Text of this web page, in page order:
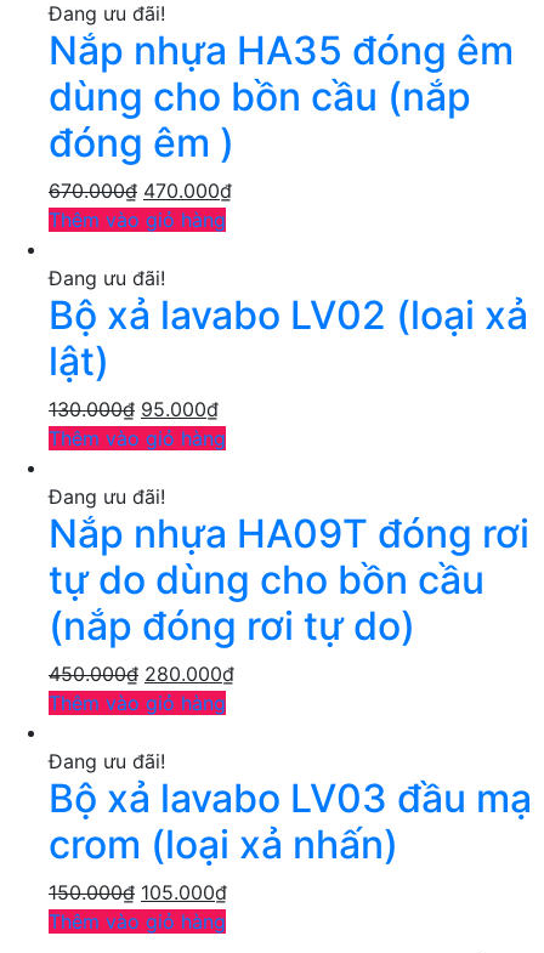
Đang ưu đãi!
Nắp nhựa HA35 đóng êm
dùng cho bồn cầu (nắp
đóng êm )
670.000₫ 470.000₫
Thêm vào giỏ hàng
Đang ưu đãi!
Bộ xả lavabo LV02 (loại xả
lật)
130.000₫ 95.000₫
Thêm vào giỏ hàng
Đang ưu đãi!
Nắp nhựa HA09T đóng rơi
tự do dùng cho bồn cầu
(nắp đóng rơi tự do)
450.000₫ 280.000₫
Thêm vào giỏ hàng
Đang ưu đãi!
Bộ xả lavabo LV03 đầu mạ
crom (loại xả nhấn)
150.000₫ 105.000₫
Thêm vào giỏ hàng